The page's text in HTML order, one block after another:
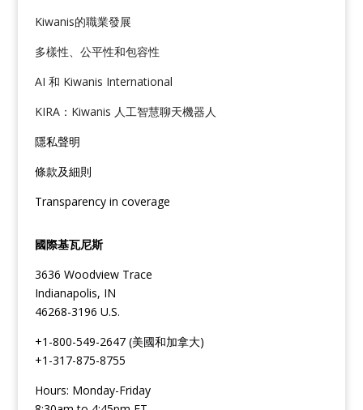
Kiwanis的職業發展
多樣性、公平性和包容性
AI 和 Kiwanis International
KIRA：Kiwanis 人工智慧聊天機器人
隱私聲明
條款及細則
Transparency in coverage
國際基瓦尼斯
3636 Woodview Trace
Indianapolis, IN
46268-3196 U.S.
+1-800-549-2647 (美國和加拿大)
+1-317-875-8755
Hours: Monday-Friday